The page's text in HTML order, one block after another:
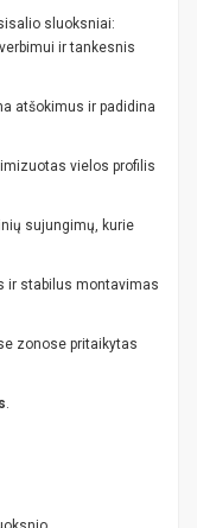
sluoksniai:
ir tankesnis
atšokimus ir padidina
vielos profilis
sujungimų, kurie
ir stabilus montavimas
zonose pritaikytas
.